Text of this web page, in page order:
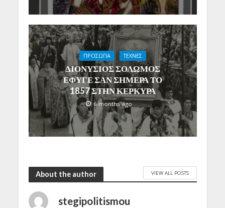
ΠΡΟΣΩΠΑ ΤΕΧΝΕΣ
ΔΙΟΝΥΣΙΟΣ ΣΟΛΩΜΟΣ
ΕΦΥΓΕ ΣΑΝ ΣΗΜΕΡΑ ΤΟ
1857 ΣΤΗΝ ΚΕΡΚΥΡΑ
6 months ago
About the author VIEW ALL POSTS
stegipolitismou